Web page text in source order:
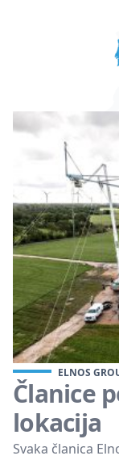
ELNOS
Članice
lokacija
Svaka članica